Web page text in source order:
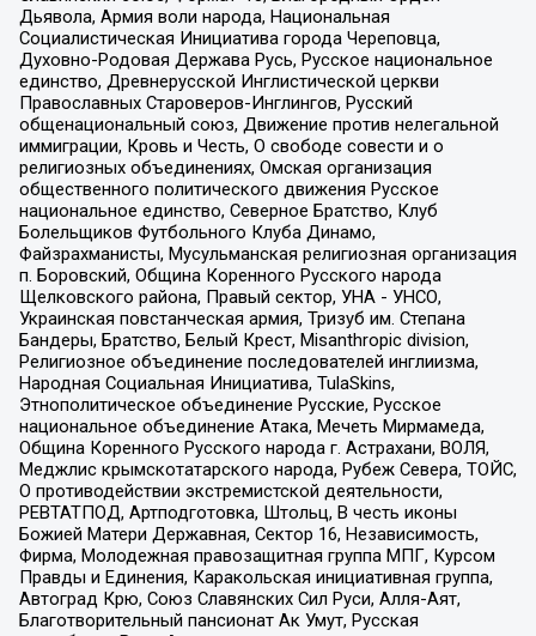
Дьявола, Армия воли народа, Национальная
Социалистическая Инициатива города Череповца,
Духовно-Родовая Держава Русь, Русское национальное
единство, Древнерусской Инглистической церкви
Православных Староверов-Инглингов, Русский
общенациональный союз, Движение против нелегальной
иммиграции, Кровь и Честь, О свободе совести и о
религиозных объединениях, Омская организация
общественного политического движения Русское
национальное единство, Северное Братство, Клуб
Болельщиков Футбольного Клуба Динамо,
Файзрахманисты, Мусульманская религиозная организация
п. Боровский, Община Коренного Русского народа
Щелковского района, Правый сектор, УНА - УНСО,
Украинская повстанческая армия, Тризуб им. Степана
Бандеры, Братство, Белый Крест, Misanthropic division,
Религиозное объединение последователей инглиизма,
Народная Социальная Инициатива, TulaSkins,
Этнополитическое объединение Русские, Русское
национальное объединение Атака, Мечеть Мирмамеда,
Община Коренного Русского народа г. Астрахани, ВОЛЯ,
Меджлис крымскотатарского народа, Рубеж Севера, ТОЙС,
О противодействии экстремистской деятельности,
РЕВТАТПОД, Артподготовка, Штольц, В честь иконы
Божией Матери Державная, Сектор 16, Независимость,
Фирма, Молодежная правозащитная группа МПГ, Курсом
Правды и Единения, Каракольская инициативная группа,
Автоград Крю, Союз Славянских Сил Руси, Алля-Аят,
Благотворительный пансионат Ак Умут, Русская